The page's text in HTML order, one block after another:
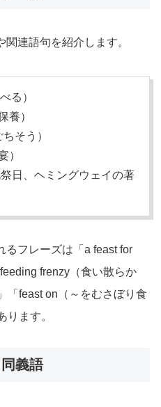
関連語句を紹介します。
る）
養）
そう）
）
日、ヘミングウェイの著
るフレーズは「a feast for
frenzy（食い散らか
「feast on（～をむさぼり食
ります。
義語